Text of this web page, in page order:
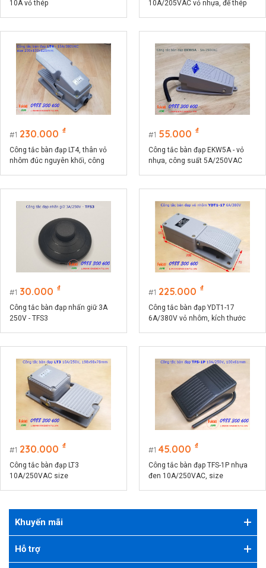
10A vỏ thép
10A/205VAC vỏ nhựa, đế thép
1 230.000 ₫
Công tắc bàn đạp LT4, thân vỏ
nhôm đúc nguyên khối, công
1 55.000 ₫
Công tắc bàn đạp EKW5A - vỏ
nhựa, công suất 5A/250VAC
1 30.000 ₫
Công tắc bàn đạp nhấn giữ 3A
250V - TFS3
1 225.000 ₫
Công tắc bàn đạp YDT1-17
6A/380V vỏ nhôm, kích thước
1 230.000 ₫
Công tắc bàn đạp LT3
10A/250VAC size
1 45.000 ₫
Công tắc bàn đạp TFS-1P nhựa
đen 10A/250VAC, size
Khuyến mãi
Hỗ trợ